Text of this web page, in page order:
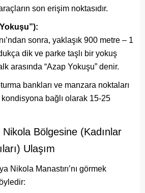
son erişim noktasıdır.
sonra, yaklaşık 900 metre – 1
dik ve parke taşlı bir yokuş
arasında “Azap Yokuşu” denir.
bankları ve manzara noktaları
kondisyona bağlı olarak 15-25
Bölgesine (Kadınlar
Ulaşım
Nikola Manastırı’nı görmek